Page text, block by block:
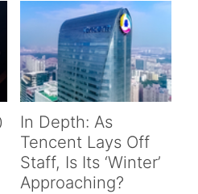
In Depth: As
Tencent Lays Off
Staff, Is Its ‘Winter’
Approaching?